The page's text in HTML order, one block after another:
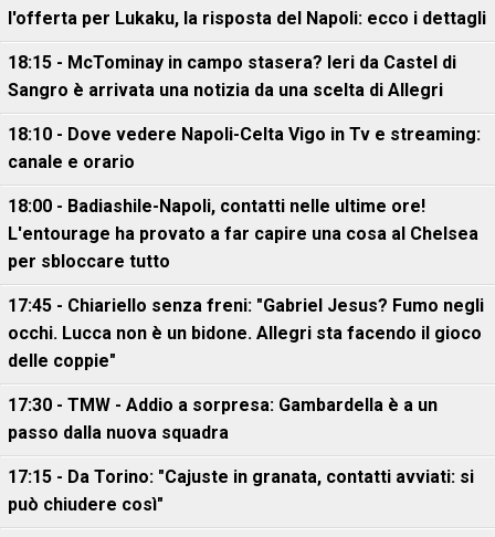
l'offerta per Lukaku, la risposta del Napoli: ecco i dettagli
18:15 - McTominay in campo stasera? Ieri da Castel di
Sangro è arrivata una notizia da una scelta di Allegri
18:10 - Dove vedere Napoli-Celta Vigo in Tv e streaming:
canale e orario
18:00 - Badiashile-Napoli, contatti nelle ultime ore!
L'entourage ha provato a far capire una cosa al Chelsea
per sbloccare tutto
17:45 - Chiariello senza freni: "Gabriel Jesus? Fumo negli
occhi. Lucca non è un bidone. Allegri sta facendo il gioco
delle coppie"
17:30 - TMW - Addio a sorpresa: Gambardella è a un
passo dalla nuova squadra
17:15 - Da Torino: "Cajuste in granata, contatti avviati: si
può chiudere così"